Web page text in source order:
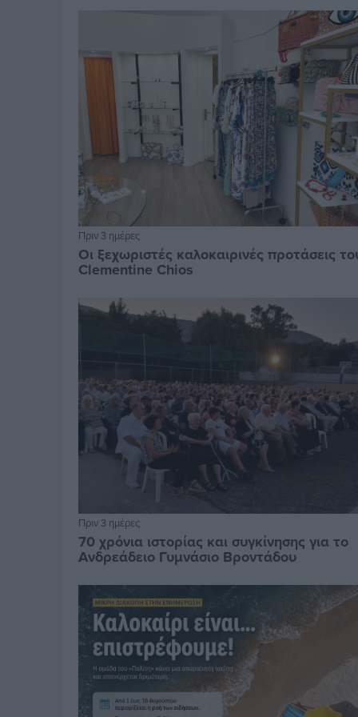
Πριν 3 ημέρες
Οι ξεχωριστές καλοκαιρινές προτάσεις
Clementine Chios
Πριν 3 ημέρες
70 χρόνια ιστορίας και συγκίνησης για το
Ανδρεάδειο Γυμνάσιο Βροντάδου